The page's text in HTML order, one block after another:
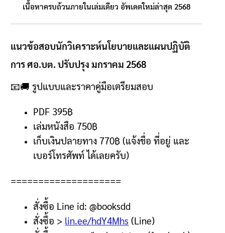
เนื้อหาครบถ้วนภายในเล่มเดียว อัพเดตใหม่ล่าสุด 2568
แนวข้อสอบนักวิเคราะห์นโยบายและแผนปฏิบัติ
การ ศอ.บต. ปรับปรุง มกราคม 2568
📧🚚รูปแบบและราคาคู่มือเตรียมสอบ
PDF 395฿
เล่มหนังสือ 750฿
เก็บเงินปลายทาง 770฿ (แจ้งชื่อ ที่อยู่ และ
เบอร์โทรศัพท์ ได้เลยครับ)
====================
สั่งซื้อ Line id: @booksdd
สั่งซื้อ > lin.ee/hdY4Mhs (Line)